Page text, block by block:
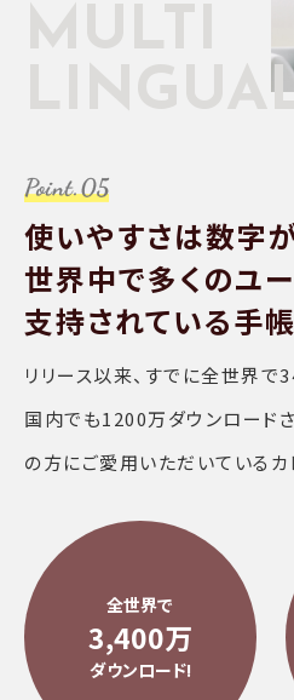
MULTI
使いやすさは数字
世界中で多くのユ
支持されている手
リリース以来、すでに全世界で
国内でも1200万ダウンロード
の方にご愛用いただいているカ
全世界で
3,400万
ダウンロード!